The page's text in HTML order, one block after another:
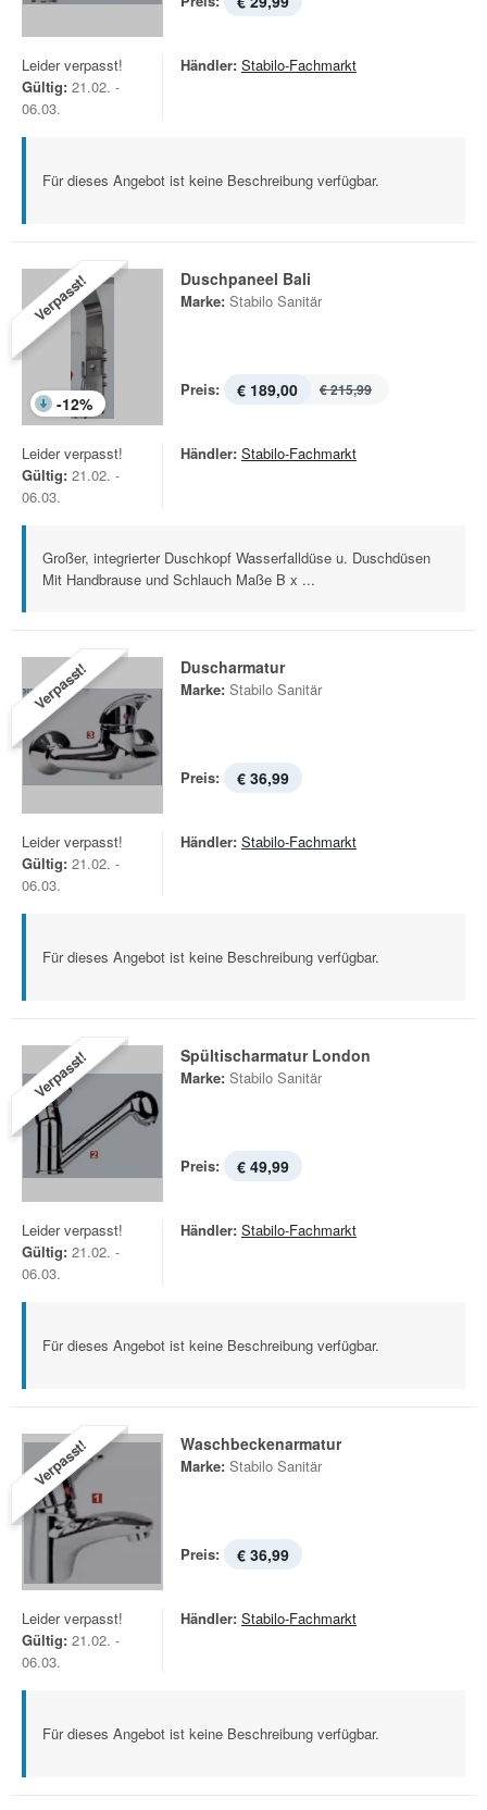
Leider verpasst!
Gültig: 21.02. -
06.03.
Händler: Stabilo-Fachmarkt
Für dieses Angebot ist keine Beschreibung verfügbar.
Verpasst!
-12%
Duschpaneel Bali
Marke: Stabilo Sanitär
Preis: € 189,00 € 215,99
Leider verpasst!
Gültig: 21.02. -
06.03.
Händler: Stabilo-Fachmarkt
Großer, integrierter Duschkopf Wasserfalldüse u. Duschdüsen
Mit Handbrause und Schlauch Maße B x ...
Verpasst! Duscharmatur
Marke: Stabilo Sanitär
Preis: € 36,99
Leider verpasst!
Gültig: 21.02. -
06.03.
Händler: Stabilo-Fachmarkt
Für dieses Angebot ist keine Beschreibung verfügbar.
Verpasst! Spültischarmatur London
Marke: Stabilo Sanitär
Preis: € 49,99
Leider verpasst!
Gültig: 21.02. -
06.03.
Händler: Stabilo-Fachmarkt
Für dieses Angebot ist keine Beschreibung verfügbar.
Verpasst! Waschbeckenarmatur
Marke: Stabilo Sanitär
Preis: € 36,99
Leider verpasst!
Gültig: 21.02. -
06.03.
Händler: Stabilo-Fachmarkt
Für dieses Angebot ist keine Beschreibung verfügbar.